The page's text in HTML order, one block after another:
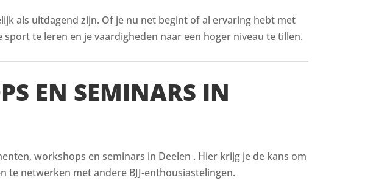
als uitdagend zijn. Of je nu net begint of al ervaring hebt met
te leren en je vaardigheden naar een hoger niveau te tillen.
EN SEMINARS IN
workshops en seminars in Deelen . Hier krijg je de kans om
netwerken met andere BJJ-enthousiastelingen.